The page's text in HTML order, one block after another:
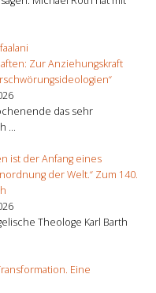
Zur Anziehungskraft
das sehr
...
ist der Anfang eines
der Welt.“ Zum 140.
Theologe Karl Barth
Eine